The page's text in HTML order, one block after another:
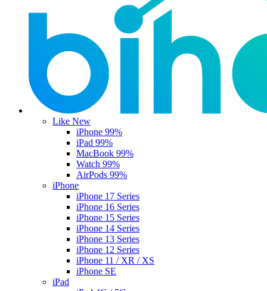
Like New
iPhone 99%
iPad 99%
MacBook 99%
Watch 99%
AirPods 99%
iPhone
iPhone 17 Series
iPhone 16 Series
iPhone 15 Series
iPhone 14 Series
iPhone 13 Series
iPhone 12 Series
iPhone 11 / XR / XS
iPhone SE
iPad